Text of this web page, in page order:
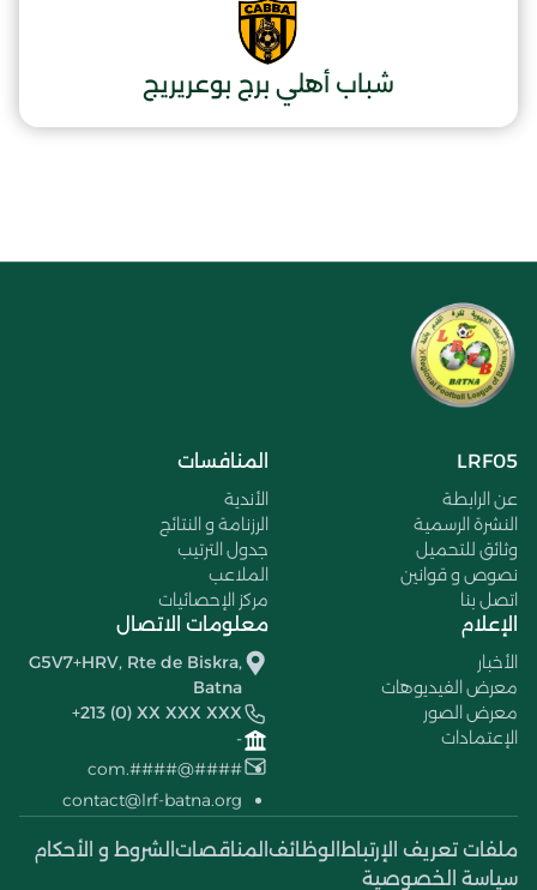
شباب أهلي برج بوعريريج
LRF05
عن الرابطة
النشرة الرسمية
وثائق للتحميل
نصوص و قوانين
اتصل بنا
المنافسات
الأندية
الرزنامة و النتائج
جدول الترتيب
الملاعب
مركز الإحصائيات
الإعلام
الأخبار
معرض الفيديوهات
معرض الصور
الإعتمادات
معلومات الاتصال
G5V7+HRV, Rte de Biskra,
Batna
+213 (0) XX XXX XXX
-
####@####.com
contact@lrf-batna.org
ملفات تعريف الإرتباط الوظائف المناقصات الشروط و الأحكام
سياسة الخصوصية